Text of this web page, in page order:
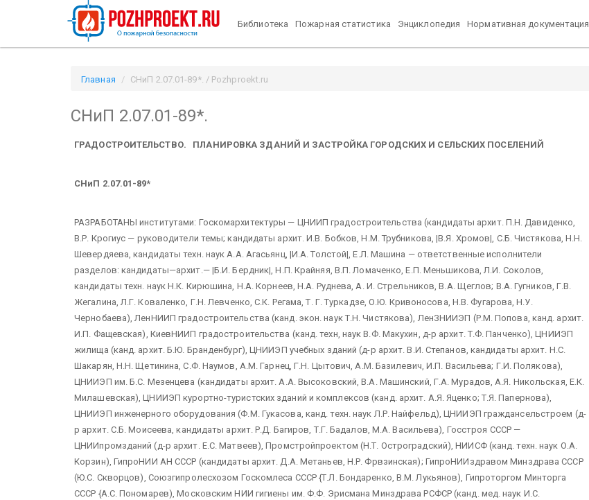
Библиотека Пожарная статистика Энциклопедия Нормативная документация
Главная СНиП 2.07.01-89*. / Pozhproekt.ru
СНиП 2.07.01-89*.
ГРАДОСТРОИТЕЛЬСТВО. ПЛАНИРОВКА ЗДАНИЙ И ЗАСТРОЙКА ГОРОДСКИХ И СЕЛЬСКИХ ПОСЕЛЕНИЙ
СНиП 2.07.01-89*
РАЗРАБОТАНЫ институтами: Госкомархитектуры — ЦНИИП градостроительства (кандидаты архит. П.Н. Давиденко,
В.Р. Крогиус — руководители темы; кандидаты архит. И.В. Бобков, Н.М. Трубникова, |В.Я. Хромов|, С.Б. Чистякова, Н.Н.
Шевердяева, кандидаты техн. наук А.А. Агасьянц, |И.А. Толстой|, Е.Л. Машина — ответственные исполнители
разделов: кандидаты—архит.— |Б.И. Бердник|, Н.П. Крайняя, В.П. Ломаченко, Е.П. Меньшикова, Л.И. Соколов,
кандидаты техн. наук Н.К. Кирюшина, Н.А. Корнеев, Н.А. Руднева, А. И. Стрельников, В.А. Щеглов; В.А. Гугников, Г.В.
Жегалина, Л.Г. Коваленко, Г.Н. Левченко, С.К. Регама, Т. Г. Туркадзе, О.Ю. Кривоносова, Н.В. Фугарова, Н.У.
Чернобаева), ЛенНИИП градостроительства (канд. экон. наук Т.Н. Чистякова), ЛенЗНИИЭП (Р.М. Попова, канд. архит.
И.П. Фащевская), КиевНИИП градостроительства (канд. техн, наук В.Ф. Макухин, д-р архит. Т.Ф. Панченко), ЦНИИЭП
жилища (канд. архит. Б.Ю. Бранденбург), ЦНИИЭП учебных зданий (д-р архит. В.И. Степанов, кандидаты архит. Н.С.
Шакарян, Н.Н. Щетинина, С.Ф. Наумов, А.М. Гарнец, Г.Н. Цытович, А.М. Базилевич, И.П. Васильева; Г.И. Полякова),
ЦНИИЭП им. Б.С. Мезенцева (кандидаты архит. А.А. Высоковский, В.А. Машинский, Г.А. Мурадов, А.Я. Никольская, Е.К.
Милашевская), ЦНИИЭП курортно-туристских зданий и комплексов (канд. архит. А.Я. Яценко; Т.Я. Папернова),
ЦНИИЭП инженерного оборудования (Ф.М. Гукасова, канд. техн. наук Л.Р. Найфельд), ЦНИИЭП граждансельстроем (д-
р архит. С.Б. Моисеева, кандидаты архит. Р.Д. Багиров, Т.Г. Бадалов, М.А. Васильева), Госстроя СССР —
ЦНИИпромзданий (д-р архит. Е.С. Матвеев), Промстройпроектом (Н.Т. Остроградский), НИИСФ (канд. техн. наук О.А.
Корзин), ГипроНИИ АН СССР (кандидаты архит. Д.А. Метаньев, Н.Р. Фрвзинская); ГипроНИИздравом Минздрава СССР
(Ю.С. Скворцов), Союзгипролесхозом Госкомлеса СССР {Т.Л. Бондаренко, В.М. Лукьянов), Гипроторгом Минторга
СССР {А.С. Пономарев), Московским НИИ гигиены им. Ф.Ф. Эрисмана Минздрава РСФСР (канд. мед. наук И.С.